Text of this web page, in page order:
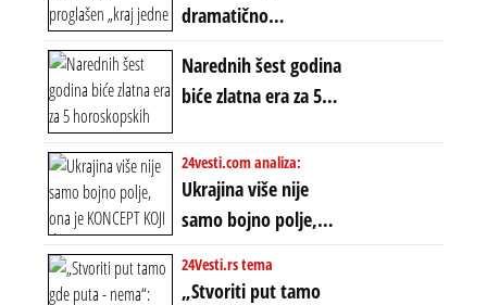
dramatično
proglašen „kraj jedne
ere“, ali sa
dvostrukom
neistinom: forma te
ere završila se na
istom mestu, ali
prošle godine
Narednih šest godina
biće zlatna era za 5
znakova: Stiže lavina
novca i bogatstva
24vesti.com analiza:
Ukrajina više nije
samo bojno polje,
ona je KONCEPT KOJI
ĆE RASPASTI CEO
24Vesti.rs tema
„Stvoriti put tamo